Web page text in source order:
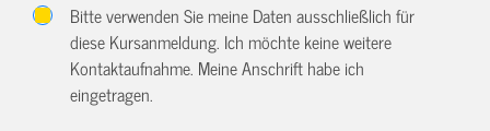
Bitte verwenden Sie meine Daten ausschließlich für
diese Kursanmeldung. Ich möchte keine weitere
Kontaktaufnahme. Meine Anschrift habe ich
eingetragen.